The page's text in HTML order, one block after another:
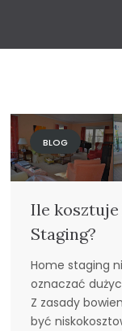
BLOG
Ile kosztuje
Staging?
Home staging
oznaczać
Z zasady
być